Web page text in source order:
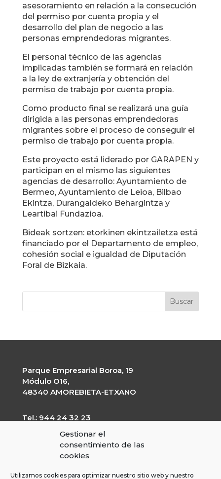
Gestionar el
consentimiento de las
cookies
Utilizamos cookies para optimizar nuestro sitio web y nuestro
asesoramiento en relación a la consecución
del permiso por cuenta propia y el
desarrollo del plan de negocio a las
personas emprendedoras migrantes.
El personal técnico de las agencias
implicadas también se formará en relación
a la ley de extranjería y obtención del
permiso de trabajo por cuenta propia.
Como producto final se realizará una guía
dirigida a las personas emprendedoras
migrantes sobre el proceso de conseguir el
permiso de trabajo por cuenta propia.
Este proyecto está liderado por GARAPEN y
participan en el mismo las siguientes
agencias de desarrollo: Ayuntamiento de
Bermeo, Ayuntamiento de Leioa, Bilbao
Ekintza, Durangaldeko Behargintza y
Leartibai Fundazioa.
Bideak sortzen: etorkinen ekintzailetza está
financiado por el Departamento de empleo,
cohesión social e igualdad de Diputación
Foral de Bizkaia.
Parque Empresarial Boroa, 19
Módulo O16,
48340 AMOREBIETA-ETXANO
Tel.: 944 24 32 23
CIF: G-20227203